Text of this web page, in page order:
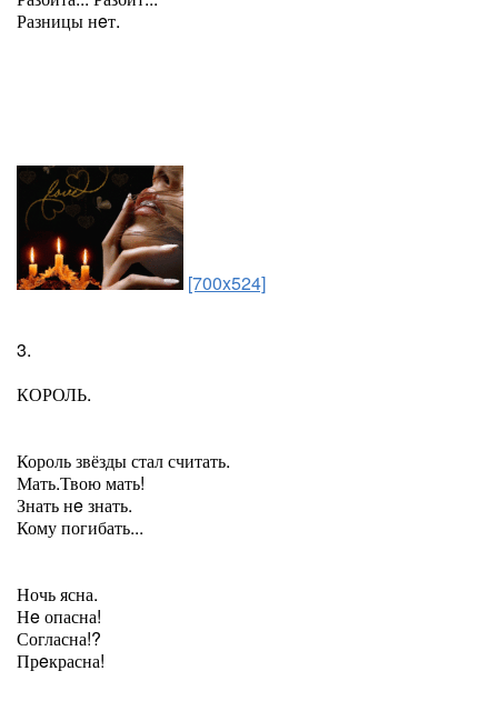
Разницы нeт.
[700x524]
3.
КОРОЛЬ.
Король звёзды стал считать.
Мать.Твою мать!
Знать нe знать.
Кому погибать...
Ночь ясна.
Нe опасна!
Согласна!?
Прeкрасна!